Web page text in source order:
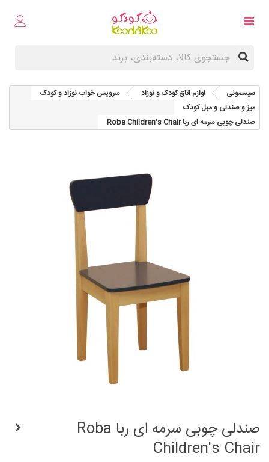
سیسمونی لوازم اتاق کودک و نوزاد
سرویس خواب نوزاد و کودک
میز و صندلی و مبل کودک
صندلی چوبی سرمه ای ربا Roba Children's Chair
صندلی چوبی سرمه ای ربا Roba
Children's Chair